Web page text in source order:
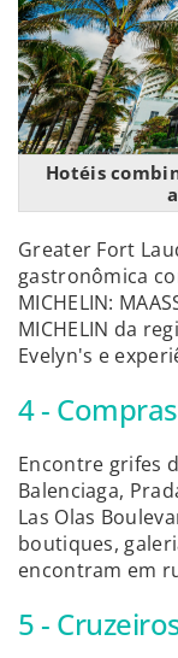
Hotéis
Greater Fort
gastronômica
MICHELIN:
MICHELIN da
Evelyn's e
4 -
Encontre grifes
Balenciaga,
Las Olas
boutiques,
encontram em
5 -